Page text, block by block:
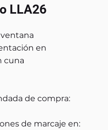
LLA26
en
cuna
de compra:
de marcaje en: